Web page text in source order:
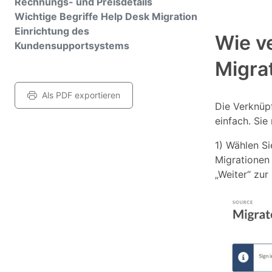
Wichtige Begriffe Help Desk Migration
Einrichtung des
Kundensupportsystems
Als PDF exportieren
Wie
Die
einfach. Sie
1) Wählen
„Weiter“